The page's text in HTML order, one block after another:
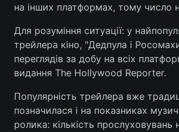
на інших платформах, тому число
Для розуміння ситуації: у
трейлера кіно, "Дедпула і
переглядів за добу на всіх
видання The Hollywood Reporter.
Популярність трейлера вже
позначилася і на показниках
ролика: кількість прослуховувань